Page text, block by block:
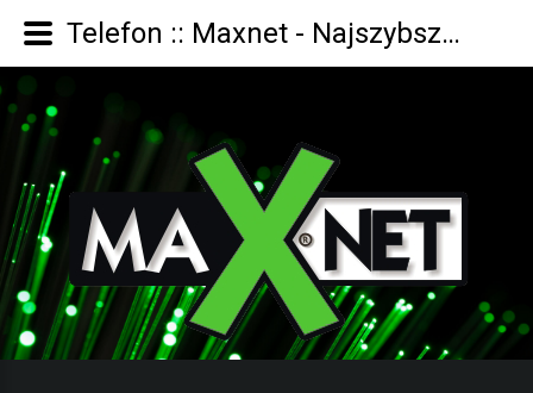
Telefon :: Maxnet - Najszybszy Internet światłowodowy w mieście Żary i okolice.